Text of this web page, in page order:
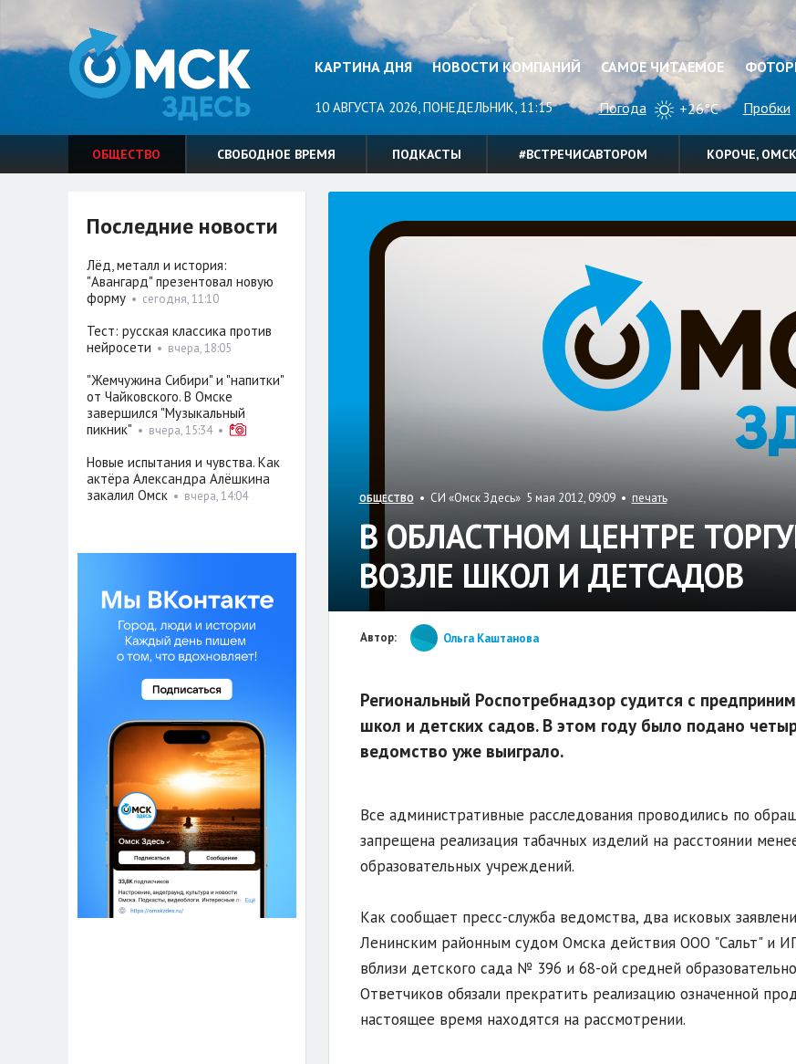
КАРТИНА ДНЯ НОВОСТИ КОМПАНИЙ САМОЕ ЧИТАЕМОЕ
10 АВГУСТА 2026, ПОНЕДЕЛЬНИК, 11:15 Погода +26°C Пробки
ОБЩЕСТВО СВОБОДНОЕ ВРЕМЯ ПОДКАСТЫ #ВСТРЕЧИСАВТОРОМ КОРОЧЕ, ОМСК
ОБЩЕСТВО • СИ «Омск Здесь» 5 мая 2012, 09:09 • печать
В ОБЛАСТНОМ ЦЕНТРЕ
ВОЗЛЕ ШКОЛ И ДЕТСАДОВ
Автор: Ольга Каштанова
Региональный Роспотребнадзор судится с
школ и детских садов. В этом году было подано
ведомство уже выиграло.
Все административные расследования проводились по
запрещена реализация табачных изделий на расстоянии
образовательных учреждений.
Как сообщает пресс-служба ведомства, два исковых
Ленинским районным судом Омска действия ООО "Сальт" и
вблизи детского сада № 396 и 68-ой средней
Ответчиков обязали прекратить реализацию означенной
настоящее время находятся на рассмотрении.
Последние новости
Лёд, металл и история:
"Авангард" презентовал новую
форму• сегодня, 11:10
Тест: русская классика против
нейросети • вчера, 18:05
"Жемчужина Сибири" и "напитки"
от Чайковского. В Омске
завершился "Музыкальный
пикник" • вчера, 15:34•
Новые испытания и чувства. Как
актёра Александра Алёшкина
закалил Омск• вчера, 14:04